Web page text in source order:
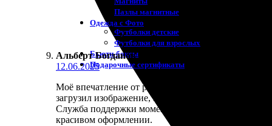
Пазлы магнитные
Одежда с Фото
Футболки детские
Футболки для взрослых
Бьюти-боксы
Подарочные сертификаты
Альберт Богданов
12.06.2025
Моё впечатление от работы компании — отличный
загрузил изображение, и через несколько дней уже
Служба поддержки моментально ответила на
красивом оформлении.